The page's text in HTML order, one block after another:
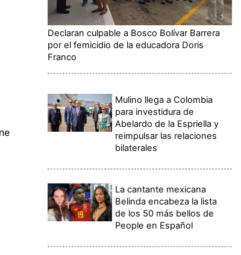
Declaran culpable a Bosco Bolívar Barrera
por el femicidio de la educadora Doris
Franco
Mulino llega a Colombia
para investidura de
Abelardo de la Espriella y
reimpulsar las relaciones
bilaterales
La cantante mexicana
Belinda encabeza la lista
de los 50 más bellos de
People en Español